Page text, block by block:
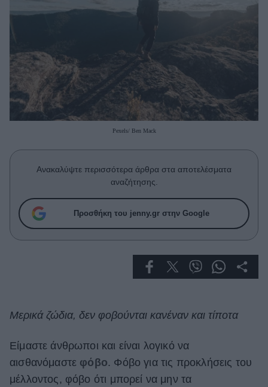
Σχέσεις & Σεξ
Woman Power
Parenting
Working Girl
Real Women
Πρόσωπα
Celebrities
Who
True Stories
Ask the Guru
Living
Deco
Cooking
Green
Pexels/ Ben Mack
Ανακαλύψτε περισσότερα άρθρα στα αποτελέσματα
αναζήτησης.
Προσθήκη του jenny.gr στην Google
Μερικά ζώδια, δεν φοβούνται κανέναν και τίποτα
Είμαστε άνθρωποι και είναι λογικό να
αισθανόμαστε φόβο. Φόβο για τις προκλήσεις του
μέλλοντος, φόβο ότι μπορεί να μην τα